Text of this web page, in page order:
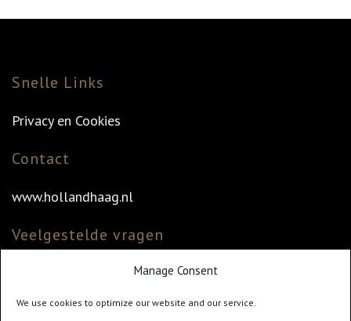
Manage Consent
We use cookies to optimize our website and our service.
Snelle Links
Privacy en Cookies
Contact
www.hollandhaag.nl
Veelgestelde vragen
Veelgestelde vragen